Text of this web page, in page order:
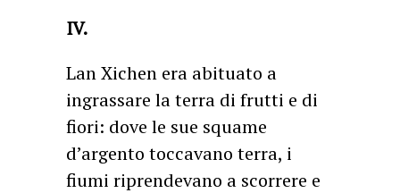
IV.
Lan Xichen era abituato a
ingrassare la terra di frutti e di
fiori: dove le sue squame
d’argento toccavano terra, i
fiumi riprendevano a scorrere e